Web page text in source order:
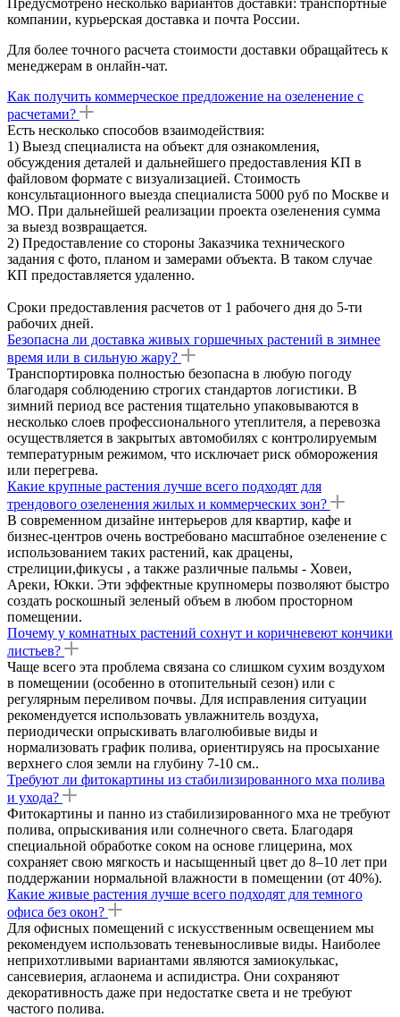
компании, курьерская доставка и почта России.
Для более точного расчета стоимости доставки обращайтесь к
менеджерам в онлайн-чат.
Как получить коммерческое предложение на озеленение с
расчетами?
Есть несколько способов взаимодействия:
1) Выезд специалиста на объект для ознакомления,
обсуждения деталей и дальнейшего предоставления КП в
файловом формате с визуализацией. Стоимость
консультационного выезда специалиста 5000 руб по Москве и
МО. При дальнейшей реализации проекта озеленения сумма
за выезд возвращается.
2) Предоставление со стороны Заказчика технического
задания с фото, планом и замерами объекта. В таком случае
КП предоставляется удаленно.
Сроки предоставления расчетов от 1 рабочего дня до 5-ти
рабочих дней.
Безопасна ли доставка живых горшечных растений в зимнее
время или в сильную жару?
Транспортировка полностью безопасна в любую погоду
благодаря соблюдению строгих стандартов логистики. В
зимний период все растения тщательно упаковываются в
несколько слоев профессионального утеплителя, а перевозка
осуществляется в закрытых автомобилях с контролируемым
температурным режимом, что исключает риск обморожения
или перегрева.
Какие крупные растения лучше всего подходят для
трендового озеленения жилых и коммерческих зон?
В современном дизайне интерьеров для квартир, кафе и
бизнес-центров очень востребовано масштабное озеленение с
использованием таких растений, как драцены,
стрелиции,фикусы , а также различные пальмы - Ховеи,
Ареки, Юкки. Эти эффектные крупномеры позволяют быстро
создать роскошный зеленый объем в любом просторном
помещении.
Почему у комнатных растений сохнут и коричневеют кончики
листьев?
Чаще всего эта проблема связана со слишком сухим воздухом
в помещении (особенно в отопительный сезон) или с
регулярным переливом почвы. Для исправления ситуации
рекомендуется использовать увлажнитель воздуха,
периодически опрыскивать влаголюбивые виды и
нормализовать график полива, ориентируясь на просыхание
верхнего слоя земли на глубину 7-10 см..
Требуют ли фитокартины из стабилизированного мха полива
и ухода?
Фитокартины и панно из стабилизированного мха не требуют
полива, опрыскивания или солнечного света. Благодаря
специальной обработке соком на основе глицерина, мох
сохраняет свою мягкость и насыщенный цвет до 8–10 лет при
поддержании нормальной влажности в помещении (от 40%).
Какие живые растения лучше всего подходят для темного
офиса без окон?
Для офисных помещений с искусственным освещением мы
рекомендуем использовать теневыносливые виды. Наиболее
неприхотливыми вариантами являются замиокулькас,
сансевиерия, аглаонема и аспидистра. Они сохраняют
декоративность даже при недостатке света и не требуют
частого полива.